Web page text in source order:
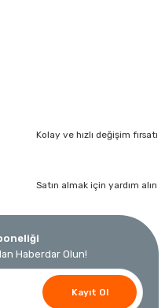
Kolay ve hızlı değişim fırsatı
Satın almak için yardım alın
Haberdar Olun!
Kayıt Ol